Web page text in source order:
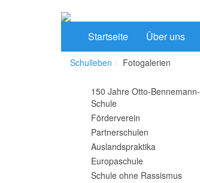
Startseite Über uns
Schulleben Fotogalerien
150 Jahre Otto-Bennemann-
Schule
Förderverein
Partnerschulen
Auslandspraktika
Europaschule
Schule ohne Rassismus